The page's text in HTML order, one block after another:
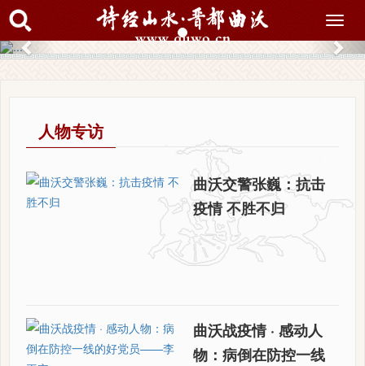
Previous
人物专访
曲沃交警张巍：抗击
疫情 不胜不归
曲沃战疫情 · 感动人
物：病倒在防控一线